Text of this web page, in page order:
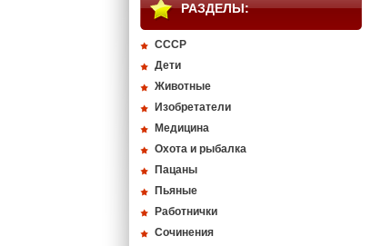
РАЗДЕЛЫ:
СССР
Дети
Животные
Изобретатели
Медицина
Охота и рыбалка
Пацаны
Пьяные
Работнички
Сочинения